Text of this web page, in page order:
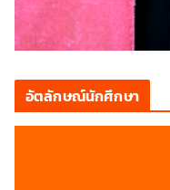
อัตลักษณ์นักศึกษา